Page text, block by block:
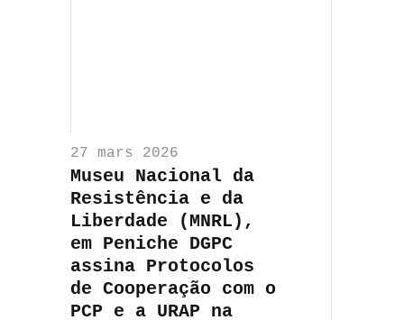
27 mars 2026
Museu Nacional da
Resistência e da
Liberdade (MNRL),
em Peniche DGPC
assina Protocolos
de Cooperação com o
PCP e a URAP na